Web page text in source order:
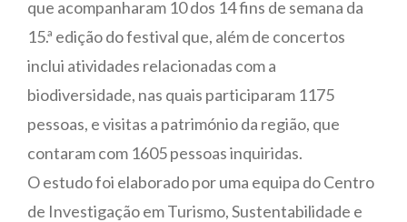
que acompanharam 10 dos 14 fins de semana da
15.ª edição do festival que, além de concertos
inclui atividades relacionadas com a
biodiversidade, nas quais participaram 1175
pessoas, e visitas a património da região, que
contaram com 1605 pessoas inquiridas.
O estudo foi elaborado por uma equipa do Centro
de Investigação em Turismo, Sustentabilidade e